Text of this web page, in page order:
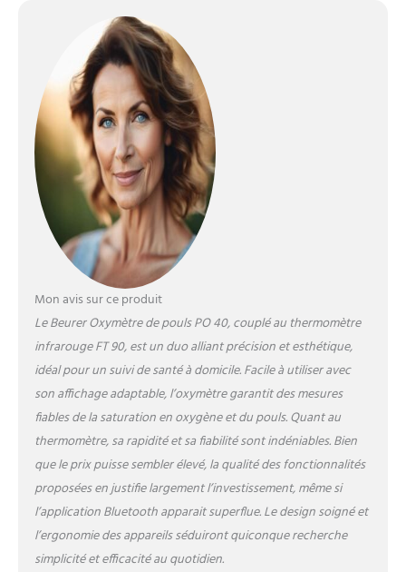
une utilisation à domicile
produit 1: Affichage de
symboles en cas de mesure
agitée : En cas de mesure
instable, un symbole en
forme de point
d'interrogation s'affiche sur
l'écran couleur et vous
pouvez recommencer la
mesure pour obtenir des
valeurs fiables. produit 1:
écran couleur facile à lire et
de 7 formats d'affichage.
produit 1: Contrôle de la
santé : l'oxymètre de pouls
convient au contrôle et à la
surveillance régulière de la
saturation en oxygène - les
maladies des voies
respiratoires comme
l'asthme, la BPCO ainsi que
d'autres maladies
pulmonaires peuvent
entraîner une baisse de la
Mon avis sur ce produit
Le Beurer Oxymètre de pouls PO 40, couplé au thermomètre
infrarouge FT 90, est un duo alliant précision et esthétique,
idéal pour un suivi de santé à domicile. Facile à utiliser avec
son affichage adaptable, l’oxymètre garantit des mesures
fiables de la saturation en oxygène et du pouls. Quant au
thermomètre, sa rapidité et sa fiabilité sont indéniables. Bien
que le prix puisse sembler élevé, la qualité des fonctionnalités
proposées en justifie largement l’investissement, même si
l’application Bluetooth apparait superflue. Le design soigné et
l’ergonomie des appareils séduiront quiconque recherche
simplicité et efficacité au quotidien.